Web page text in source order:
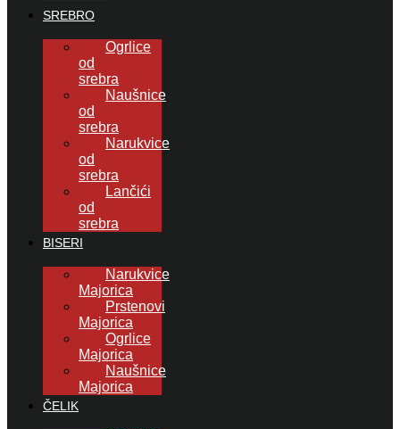
SREBRO
Ogrlice
od
srebra
Naušnice
od
srebra
Narukvice
od
srebra
Lančići
od
srebra
BISERI
Narukvice
Majorica
Prstenovi
Majorica
Ogrlice
Majorica
Naušnice
Majorica
ČELIK